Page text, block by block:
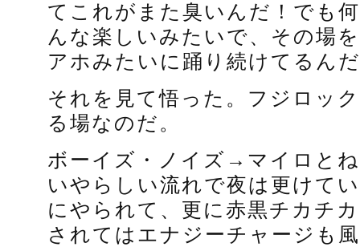
てこれがまた臭いんだ！でも
んな楽しいみたいで、その場
アホみたいに踊り続けてるん
それを見て悟った。フジロッ
る場なのだ。
ボーイズ・ノイズ→マイロと
いやらしい流れで夜は更けて
にやられて、更に赤黒チカチ
されてはエナジーチャージも